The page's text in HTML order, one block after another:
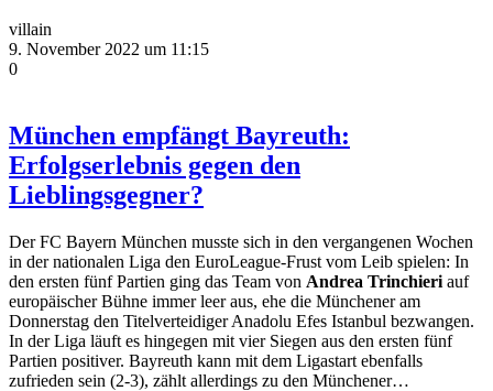
villain
9. November 2022 um 11:15
0
München empfängt Bayreuth:
Erfolgserlebnis gegen den
Lieblingsgegner?
Der FC Bayern München musste sich in den vergangenen Wochen
in der nationalen Liga den EuroLeague-Frust vom Leib spielen: In
den ersten fünf Partien ging das Team von Andrea Trinchieri auf
europäischer Bühne immer leer aus, ehe die Münchener am
Donnerstag den Titelverteidiger Anadolu Efes Istanbul bezwangen.
In der Liga läuft es hingegen mit vier Siegen aus den ersten fünf
Partien positiver. Bayreuth kann mit dem Ligastart ebenfalls
zufrieden sein (2-3), zählt allerdings zu den Münchener…